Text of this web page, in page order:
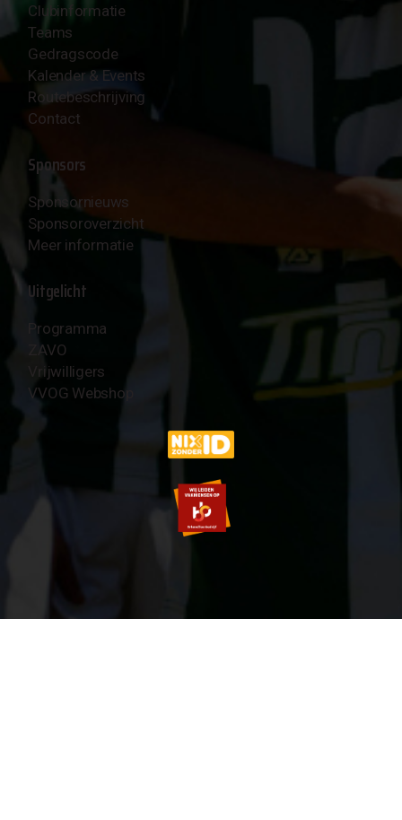
Clubinformatie
Teams
Gedragscode
Kalender & Events
Routebeschrijving
Contact
Sponsors
Sponsornieuws
Sponsoroverzicht
Meer informatie
Uitgelicht
Programma
ZAVO
Vrijwilligers
VVOG Webshop